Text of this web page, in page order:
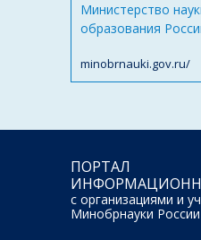
Министерство
образования
minobrnauki.gov.ru/
ПОРТАЛ
с организациями и
Минобрнауки России